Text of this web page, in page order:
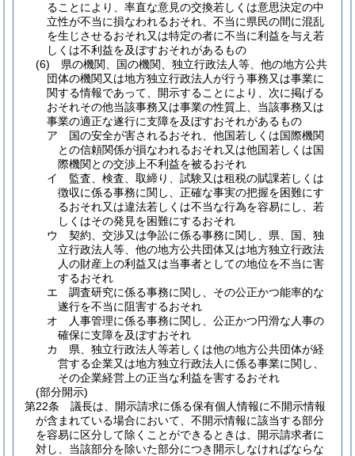
ることにより、率直な意見の交換若しくは意思決定の中
立性が不当に損なわれるおそれ、不当に県民の間に混乱
を生じさせるおそれ又は特定の者に不当に利益を与え若
しくは不利益を及ぼすおそれがあるもの
(6)
県の機関、国の機関、独立行政法人等、他の地方公共
団体の機関又は地方独立行政法人が行う事務又は事業に
関する情報であって、開示することにより、次に掲げる
おそれその他当該事務又は事業の性質上、当該事務又は
事業の適正な遂行に支障を及ぼすおそれがあるもの
ア
国の安全が害されるおそれ、他国若しくは国際機関
との信頼関係が損なわれるおそれ又は他国若しくは国
際機関との交渉上不利益を被るおそれ
イ
監査、検査、取締り、試験又は租税の賦課若しくは
徴収に係る事務に関し、正確な事実の把握を困難にす
るおそれ又は違法若しくは不当な行為を容易にし、若
しくはその発見を困難にするおそれ
ウ
契約、交渉又は争訟に係る事務に関し、県、国、独
立行政法人等、他の地方公共団体又は地方独立行政法
人の財産上の利益又は当事者としての地位を不当に害
するおそれ
エ
調査研究に係る事務に関し、その公正かつ能率的な
遂行を不当に阻害するおそれ
オ
人事管理に係る事務に関し、公正かつ円滑な人事の
確保に支障を及ぼすおそれ
カ
県、独立行政法人等若しくは他の地方公共団体が経
営する企業又は地方独立行政法人に係る事業に関し、
その企業経営上の正当な利益を害するおそれ
(部分開示)
第22条
議長は、開示請求に係る保有個人情報に不開示情報
が含まれている場合において、不開示情報に該当する部分
を容易に区分して除くことができるときは、開示請求者に
対し、当該部分を除いた部分につき開示しなければならな